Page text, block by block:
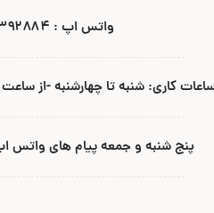
واتس اپ : ۰۹۱۲۱۳۹۲۸۸۴
کاری: شنبه تا چهارشنبه -از ساعت ۸/۳۰ صبح تا ۱۶/۳۰
پنج شنبه و جمعه پیام های واتس